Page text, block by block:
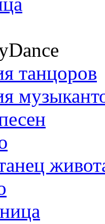
танцоров